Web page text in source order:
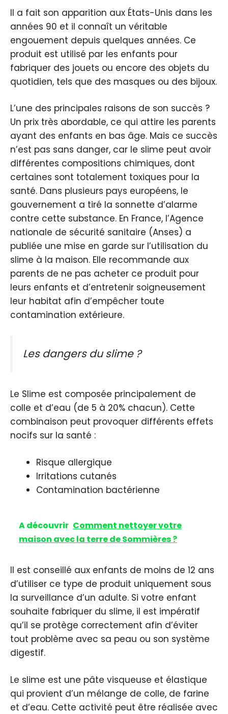
Il a fait son apparition aux États-Unis dans les
années 90 et il connaît un véritable
engouement depuis quelques années. Ce
produit est utilisé par les enfants pour
fabriquer des jouets ou encore des objets du
quotidien, tels que des masques ou des bijoux.
L’une des principales raisons de son succès ?
Un prix très abordable, ce qui attire les parents
ayant des enfants en bas âge. Mais ce succès
n’est pas sans danger, car le slime peut avoir
différentes compositions chimiques, dont
certaines sont totalement toxiques pour la
santé. Dans plusieurs pays européens, le
gouvernement a tiré la sonnette d’alarme
contre cette substance. En France, l’Agence
nationale de sécurité sanitaire (Anses) a
publiée une mise en garde sur l’utilisation du
slime à la maison. Elle recommande aux
parents de ne pas acheter ce produit pour
leurs enfants et d’entretenir soigneusement
leur habitat afin d’empêcher toute
contamination extérieure.
Les dangers du slime ?
Le Slime est composée principalement de
colle et d’eau (de 5 à 20% chacun). Cette
combinaison peut provoquer différents effets
nocifs sur la santé :
Risque allergique
Irritations cutanés
Contamination bactérienne
A découvrir Comment nettoyer votre
maison avec la terre de Sommières ?
Il est conseillé aux enfants de moins de 12 ans
d’utiliser ce type de produit uniquement sous
la surveillance d’un adulte. Si votre enfant
souhaite fabriquer du slime, il est impératif
qu’il se protège correctement afin d’éviter
tout problème avec sa peau ou son système
digestif.
Le slime est une pâte visqueuse et élastique
qui provient d’un mélange de colle, de farine
et d’eau. Cette activité peut être réalisée avec